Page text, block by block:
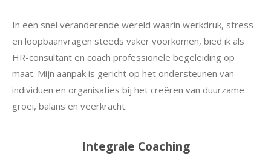
In een snel veranderende wereld waarin werkdruk, stress
en loopbaanvragen steeds vaker voorkomen, bied ik als
HR-consultant en coach professionele begeleiding op
maat. Mijn aanpak is gericht op het ondersteunen van
individuen en organisaties bij het creëren van duurzame
groei, balans en veerkracht.
Integrale Coaching